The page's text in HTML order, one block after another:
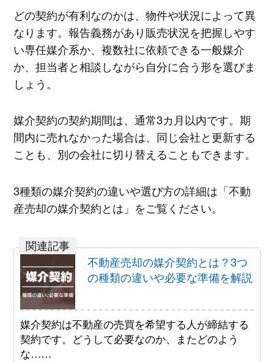
どの契約が有利なのかは、物件や状況によって異
なります。報告義務があり販売状況を把握しやす
い専任媒介系か、複数社に依頼できる一般媒介
か、担当者と相談しながら自分に合う形を選びま
しょう。
媒介契約の契約期間は、通常3カ月以内です。期
間内に売れなかった場合は、同じ会社と更新する
ことも、別の会社に切り替えることもできます。
3種類の媒介契約の違いや選び方の詳細は「不動
産売却の媒介契約とは」をご覧ください。
不動産売却の媒介契約とは？3つ
の種類の違いや必要な準備を解説
媒介契約は不動産の売買を希望する人が締結する
契約です。どうして必要なのか、またどのよう
な……